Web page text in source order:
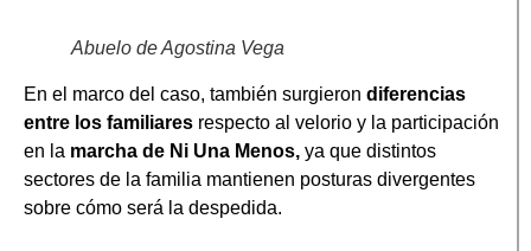
Abuelo de Agostina Vega
En el marco del caso, también surgieron diferencias
entre los familiares respecto al velorio y la participación
en la marcha de Ni Una Menos, ya que distintos
sectores de la familia mantienen posturas divergentes
sobre cómo será la despedida.